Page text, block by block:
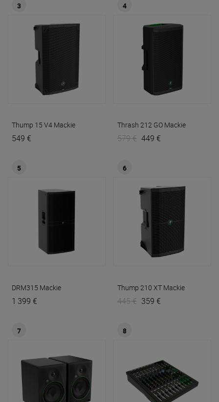
3
Thump 15 V4 Mackie
549 €
4
Thrash 212 GO Mackie
579 € 449 €
5
DRM315 Mackie
1 399 €
6
Thump 210 XT Mackie
445 € 359 €
7 8